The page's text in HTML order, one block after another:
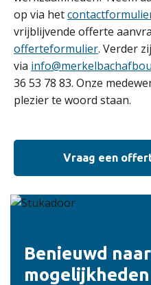
op via het
vrijblijvende offerte
offerteformulier. Verder
via
36 53 78 83. Onze
plezier te woord staan.
Vraag een
Benieuwd
mogelijkheden